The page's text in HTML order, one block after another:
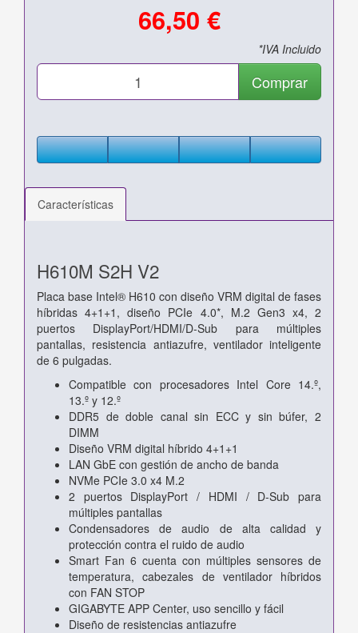
66,50 €
*IVA Incluido
Comprar
Características
H610M S2H V2
Placa base Intel® H610 con diseño VRM digital de fases
híbridas 4+1+1, diseño PCIe 4.0*, M.2 Gen3 x4, 2
puertos DisplayPort/HDMI/D-Sub para múltiples
pantallas, resistencia antiazufre, ventilador inteligente
de 6 pulgadas.
Compatible con procesadores Intel Core 14.º,
13.º y 12.º
DDR5 de doble canal sin ECC y sin búfer, 2
DIMM
Diseño VRM digital híbrido 4+1+1
LAN GbE con gestión de ancho de banda
NVMe PCIe 3.0 x4 M.2
2 puertos DisplayPort / HDMI / D-Sub para
múltiples pantallas
Condensadores de audio de alta calidad y
protección contra el ruido de audio
Smart Fan 6 cuenta con múltiples sensores de
temperatura, cabezales de ventilador híbridos
con FAN STOP
GIGABYTE APP Center, uso sencillo y fácil
Diseño de resistencias antiazufre